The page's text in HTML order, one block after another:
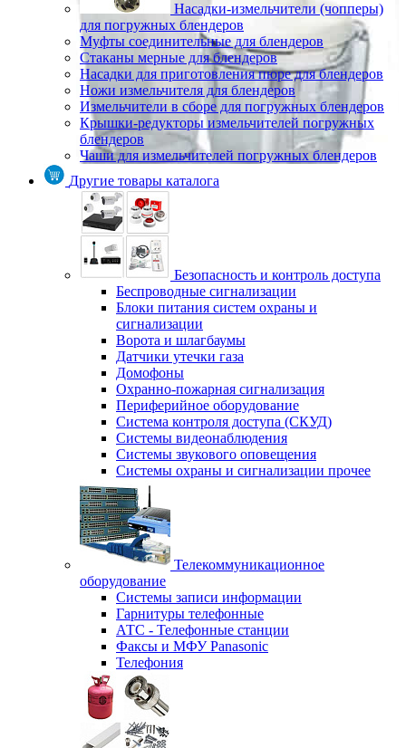
Насадки-измельчители (чопперы)
для погружных блендеров
Муфты соединительные для блендеров
Стаканы мерные для блендеров
Насадки для приготовления пюре для блендеров
Ножи измельчителя для блендеров
Измельчители в сборе для погружных блендеров
Крышки-редукторы измельчителей погружных
блендеров
Чаши для измельчителей погружных блендеров
Другие товары каталога
Безопасность и контроль доступа
Беспроводные сигнализации
Блоки питания систем охраны и
сигнализации
Ворота и шлагбаумы
Датчики утечки газа
Домофоны
Охранно-пожарная сигнализация
Периферийное оборудование
Система контроля доступа (СКУД)
Системы видеонаблюдения
Системы звукового оповещения
Системы охраны и сигнализации прочее
Телекоммуникационное
оборудование
Системы записи информации
Гарнитуры телефонные
АТС - Телефонные станции
Факсы и МФУ Panasonic
Телефония